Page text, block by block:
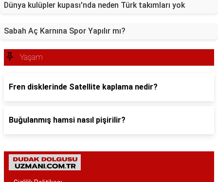
Dünya kulüpler kupası'nda neden Türk takımları yok
Sabah Aç Karnına Spor Yapılır mı?
Yaşam
Fren disklerinde Satellite kaplama nedir?
Buğulanmış hamsi nasıl pişirilir?